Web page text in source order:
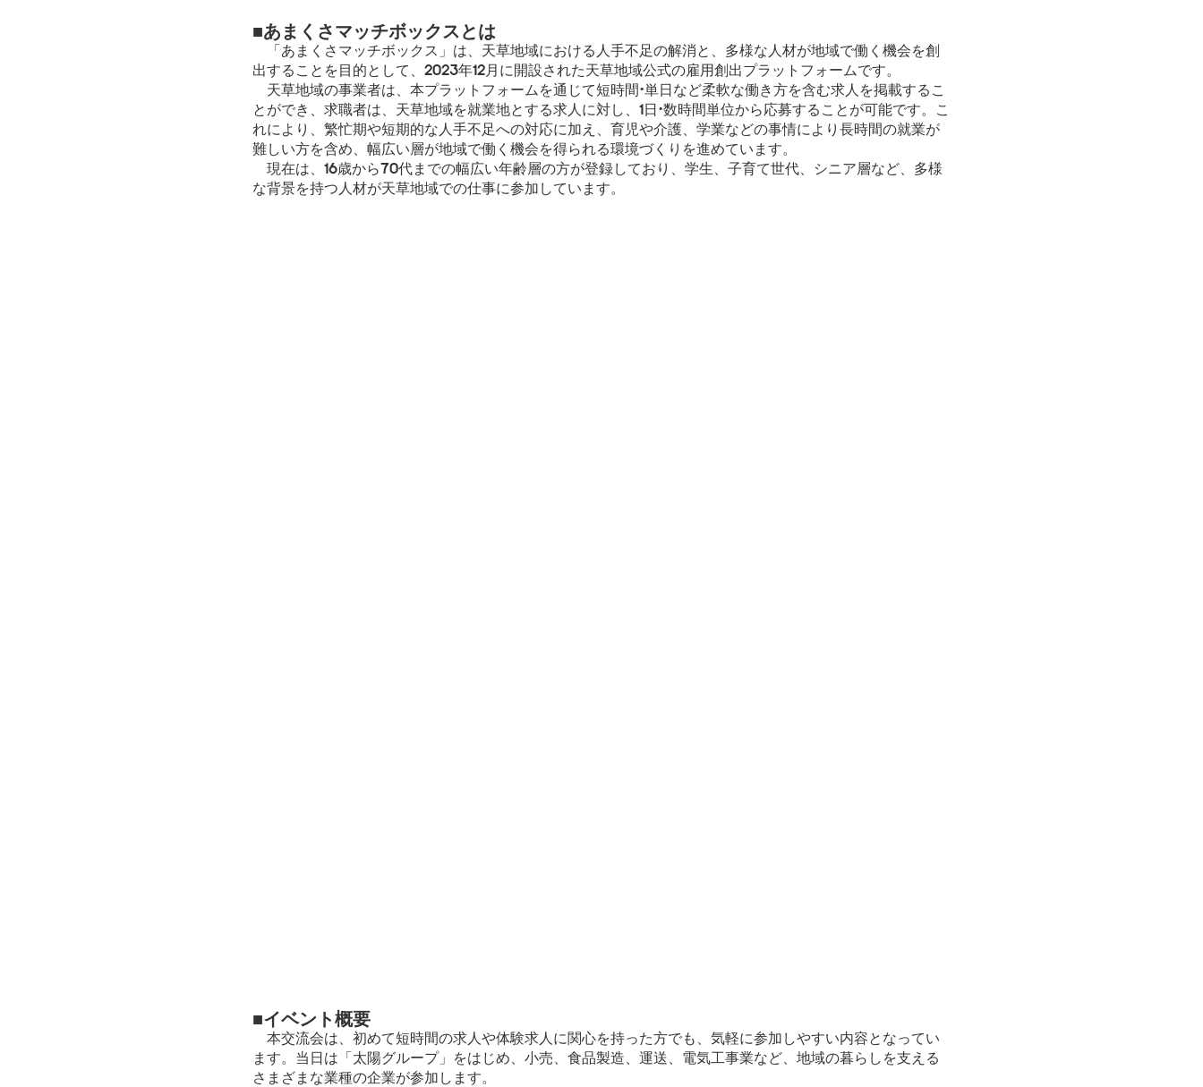
■あまくさマッチボックスとは
「あまくさマッチボックス」は、天草地域における人手不足の解消と、多様な人材が地域で働く機会を創
出することを目的として、2023年12月に開設された天草地域公式の雇用創出プラットフォームです。
天草地域の事業者は、本プラットフォームを通じて短時間・単日など柔軟な働き方を含む求人を掲載するこ
とができ、求職者は、天草地域を就業地とする求人に対し、1日・数時間単位から応募することが可能です。こ
れにより、繁忙期や短期的な人手不足への対応に加え、育児や介護、学業などの事情により長時間の就業が
難しい方を含め、幅広い層が地域で働く機会を得られる環境づくりを進めています。
現在は、16歳から70代までの幅広い年齢層の方が登録しており、学生、子育て世代、シニア層など、多様
な背景を持つ人材が天草地域での仕事に参加しています。
■イベント概要
本交流会は、初めて短時間の求人や体験求人に関心を持った方でも、気軽に参加しやすい内容となってい
ます。当日は「太陽グループ」をはじめ、小売、食品製造、運送、電気工事業など、地域の暮らしを支える
さまざまな業種の企業が参加します。